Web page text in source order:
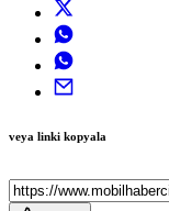
veya linki kopyala